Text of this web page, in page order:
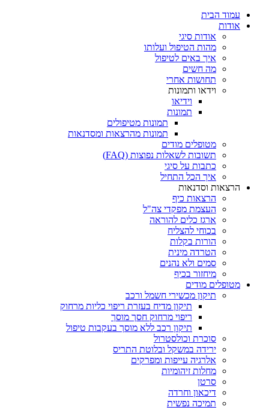
עמוד הבית
אודות
אודות סיגי
מהות הטיפול ועלותו
איך באים לטיפול
מה חשים
תחושות אחרי
וידאו ותמונות
וידיאו
תמונות
תמונות מטיפולים
תמונות מהרצאות ומסדנאות
מטופלים מודים
תשובות לשאלות נפוצות (FAQ)
כתבות על סיגי
איך הכל התחיל
הרצאות וסדנאות
הרצאות כיף
העצמת מפקדי צה"ל
ארגז כלים להוראה
בכוחי להצליח
הורות בקלות
הטרדה מינית
סמים ולא נהנים
מיחזור בכיף
מטופלים מודים
תיקון מכשירי חשמל ורכב
תיקון מדיח בעזרת ריפוי כליות מרחוק
ריפוי מרחוק חסך מוסך
תיקון רכב ללא מוסך בעקבות טיפול
סוכרת וכולסטרול
ירידה במשקל ובלוטת התריס
אלרגיה עייפות ומפרקים
מחלות זיהומיות
סרטן
דיכאון וחרדה
תמיכה נפשית